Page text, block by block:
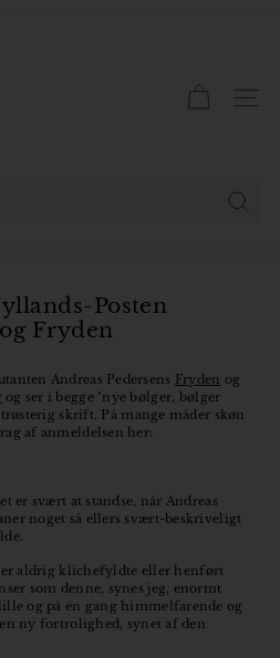
Posten
Fryden
Andreas Pedersens Fryden og
og ser i begge "nye bølger, bølger
skrift. På mange måder skøn
af anmeldelsen her:
er svært at standse, når Andreas
noget så ellers svært-beskriveligt
aldrig klichefyldte eller henført
som denne, synes jeg, enormt
og på én gang himmelfarende og
ny fortrolighed, synet af den